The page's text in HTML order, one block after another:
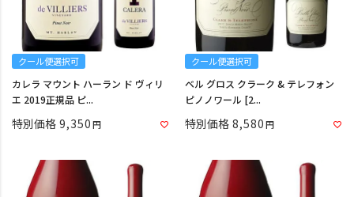
クール便選択可
カレラ マウント ハーラン ド ヴィリ
エ 2019正規品 ピ...
特別価格 9,350
クール便選択可
ベル グロス クラーク & テレフォン
ピノノワール [2...
特別価格 8,580